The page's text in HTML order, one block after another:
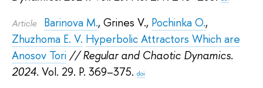
Article Barinova M., Grines V., Pochinka O.,
Zhuzhoma E. V. Hyperbolic Attractors Which are
Anosov Tori // Regular and Chaotic Dynamics.
2024. Vol. 29. P. 369–375. doi